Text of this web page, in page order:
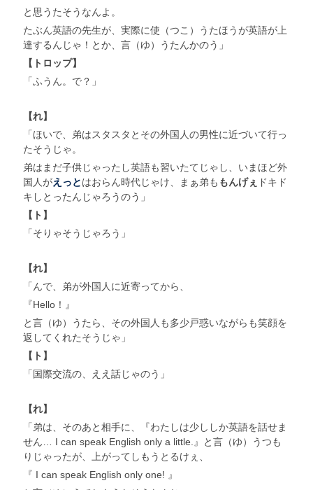
と思うたそうなんよ。
たぶん英語の先生が、実際に使（つこ）うたほうが英語が上
達するんじゃ！とか、言（ゆ）うたんかのう」
【トロップ】
「ふうん。で？」
【れ】
「ほいで、弟はスタスタとその外国人の男性に近づいて行っ
たそうじゃ。
弟はまだ子供じゃったし英語も習いたてじゃし、いまほど外
国人がえっとはおらん時代じゃけ、まぁ弟も もんげぇ ドキド
キしとったんじゃろうのう」
【ト】
「そりゃそうじゃろう」
【れ】
「んで、弟が外国人に近寄ってから、
『Hello！』
と言（ゆ）うたら、その外国人も多少戸惑いながらも笑顔を
返してくれたそうじゃ」
【ト】
「国際交流の、ええ話じゃのう」
【れ】
「弟は、そのあと相手に、『わたしは少ししか英語を話せま
せん… I can speak English only a little.』と言（ゆ）うつも
りじゃったが、上がってしもうとるけぇ、
『 I can speak English only one! 』